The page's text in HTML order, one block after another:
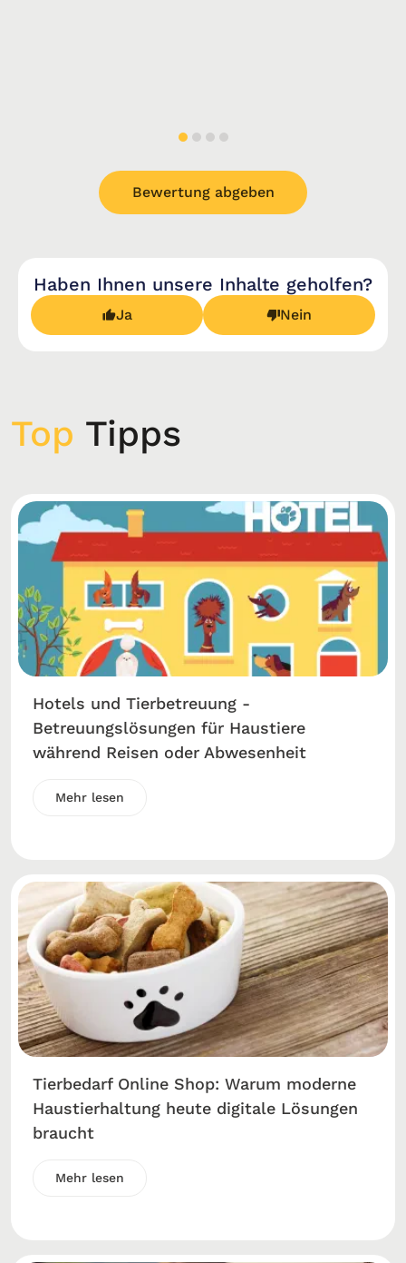
Bewertung abgeben
Haben Ihnen unsere Inhalte geholfen?
Ja Nein
Top Tipps
Hotels und Tierbetreuung -
Betreuungslösungen für Haustiere
während Reisen oder Abwesenheit
Mehr lesen
Tierbedarf Online Shop: Warum moderne
Haustierhaltung heute digitale Lösungen
braucht
Mehr lesen